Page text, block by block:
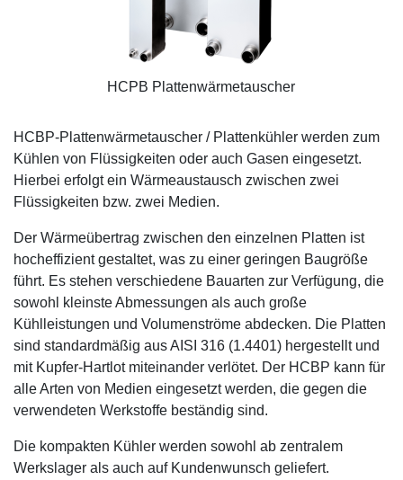
HCPB Plattenwärmetauscher
HCBP-Plattenwärmetauscher / Plattenkühler werden zum
Kühlen von Flüssigkeiten oder auch Gasen eingesetzt.
Hierbei erfolgt ein Wärmeaustausch zwischen zwei
Flüssigkeiten bzw. zwei Medien.
Der Wärmeübertrag zwischen den einzelnen Platten ist
hocheffizient gestaltet, was zu einer geringen Baugröße
führt. Es stehen verschiedene Bauarten zur Verfügung, die
sowohl kleinste Abmessungen als auch große
Kühlleistungen und Volumenströme abdecken. Die Platten
sind standardmäßig aus AISI 316 (1.4401) hergestellt und
mit Kupfer-Hartlot miteinander verlötet. Der HCBP kann für
alle Arten von Medien eingesetzt werden, die gegen die
verwendeten Werkstoffe beständig sind.
Die kompakten Kühler werden sowohl ab zentralem
Werkslager als auch auf Kundenwunsch geliefert.